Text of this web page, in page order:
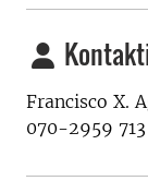
Francisco X.
070-2959 713